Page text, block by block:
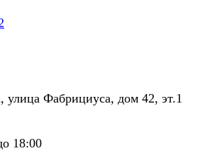
улица Фабрициуса, дом 42, эт.1
18:00